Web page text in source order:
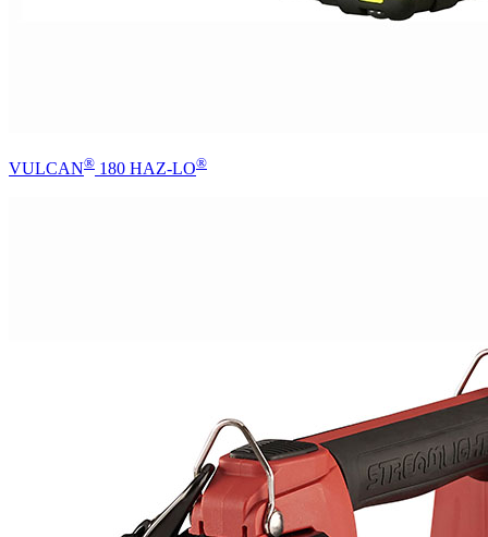
VULCAN® 180 HAZ-LO®